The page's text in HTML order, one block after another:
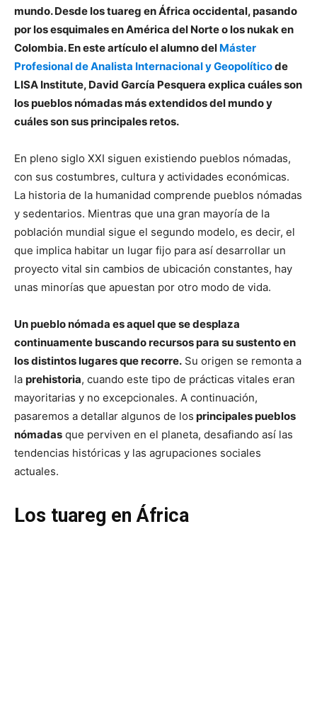
mundo. Desde los tuareg en África occidental, pasando
por los esquimales en América del Norte o los nukak en
Colombia. En este artículo el alumno del Máster
Profesional de Analista Internacional y Geopolíticode
LISA Institute, David García Pesquera explica cuáles son
los pueblos nómadas más extendidos del mundo y
cuáles son sus principales retos.
En pleno siglo XXI siguen existiendo pueblos nómadas,
con sus costumbres, cultura y actividades económicas.
La historia de la humanidad comprende pueblos nómadas
y sedentarios. Mientras que una gran mayoría de la
población mundial sigue el segundo modelo, es decir, el
que implica habitar un lugar fijo para así desarrollar un
proyecto vital sin cambios de ubicación constantes, hay
unas minorías que apuestan por otro modo de vida.
Un pueblo nómada es aquel que se desplaza
continuamente buscando recursos para su sustento en
los distintos lugares que recorre. Su origen se remonta a
la prehistoria, cuando este tipo de prácticas vitales eran
mayoritarias y no excepcionales. A continuación,
pasaremos a detallar algunos de los principales pueblos
nómadas que perviven en el planeta, desafiando así las
tendencias históricas y las agrupaciones sociales
actuales.
Los tuareg en África